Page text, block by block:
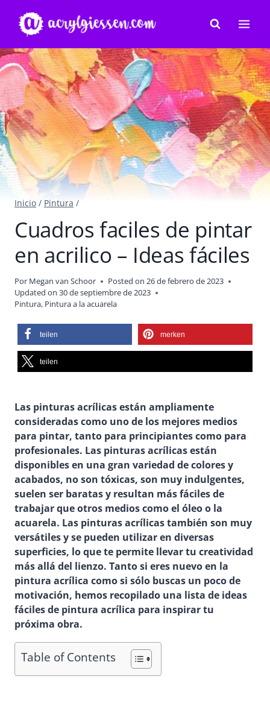
contenido
Inicio / Pintura /
Cuadros faciles de pintar
en acrilico – Ideas fáciles
Por Megan van Schoor Posted on 26 de febrero de 2023
Updated on 30 de septiembre de 2023
Pintura, Pintura a la acuarela
teilen merken
teilen
Las pinturas acrílicas están ampliamente
consideradas como uno de los mejores medios
para pintar, tanto para principiantes como para
profesionales. Las pinturas acrílicas están
disponibles en una gran variedad de colores y
acabados, no son tóxicas, son muy indulgentes,
suelen ser baratas y resultan más fáciles de
trabajar que otros medios como el óleo o la
acuarela. Las pinturas acrílicas también son muy
versátiles y se pueden utilizar en diversas
superficies, lo que te permite llevar tu creatividad
más allá del lienzo. Tanto si eres nuevo en la
pintura acrílica como si sólo buscas un poco de
motivación, hemos recopilado una lista de ideas
fáciles de pintura acrílica para inspirar tu
próxima obra.
Table of Contents